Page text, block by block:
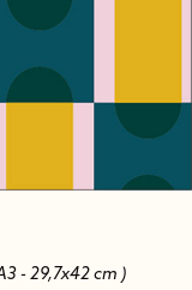
- 29,7x42 cm )